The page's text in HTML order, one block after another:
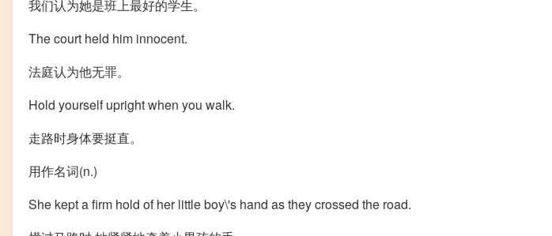
我们认为她是班上最好的学生。
The court held him innocent.
法庭认为他无罪。
Hold yourself upright when you walk.
走路时身体要挺直。
用作名词(n.)
She kept a firm hold of her little boy\'s hand as they crossed the road.